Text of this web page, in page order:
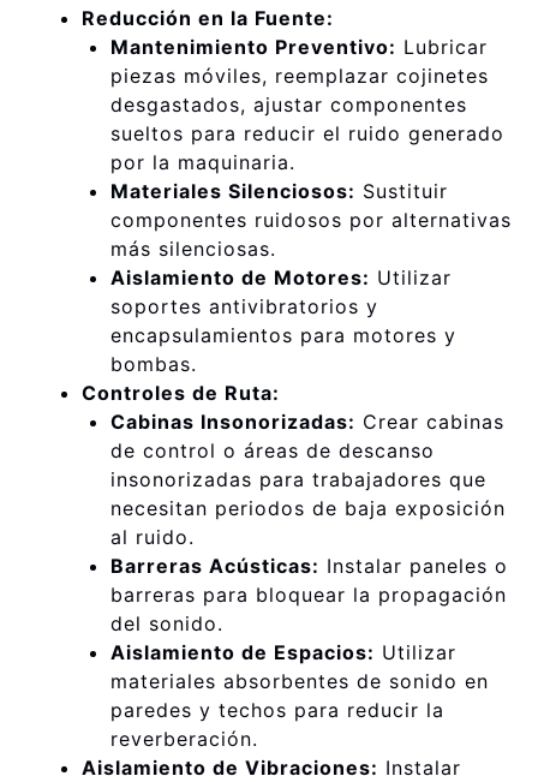
Reducción en la Fuente:
Mantenimiento Preventivo: Lubricar
piezas móviles, reemplazar cojinetes
desgastados, ajustar componentes
sueltos para reducir el ruido generado
por la maquinaria.
Materiales Silenciosos: Sustituir
componentes ruidosos por alternativas
más silenciosas.
Aislamiento de Motores: Utilizar
soportes antivibratorios y
encapsulamientos para motores y
bombas.
Controles de Ruta:
Cabinas Insonorizadas: Crear cabinas
de control o áreas de descanso
insonorizadas para trabajadores que
necesitan periodos de baja exposición
al ruido.
Barreras Acústicas: Instalar paneles o
barreras para bloquear la propagación
del sonido.
Aislamiento de Espacios: Utilizar
materiales absorbentes de sonido en
paredes y techos para reducir la
reverberación.
Aislamiento de Vibraciones: Instalar